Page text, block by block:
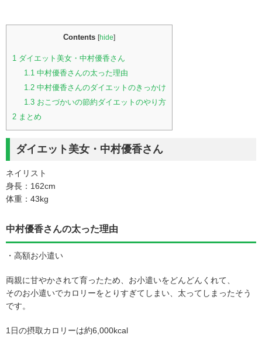
Contents [hide]
1 ダイエット美女・中村優香さん
1.1 中村優香さんの太った理由
1.2中村優香さんのダイエットのきっかけ
1.3おこづかいの節約ダイエットのやり方
2 まとめ
ダイエット美女・中村優香さん
ネイリスト
身長：162cm
体重：43kg
中村優香さんの太った理由
・高額お小遣い
両親に甘やかされて育ったため、お小遣いをどんどんくれて、
そのお小遣いでカロリーをとりすぎてしまい、太ってしまったそう
です。
1日の摂取カロリーは約6,000kcal